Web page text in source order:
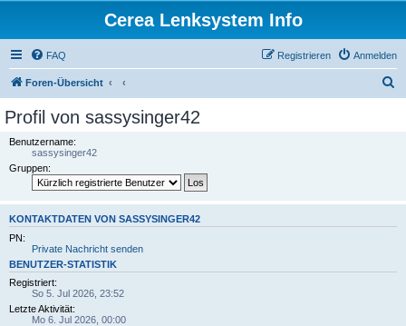
Cerea Lenksystem Info
FAQ Anmelden
Registrieren
Foren-Übersicht
Profil von sassysinger42
Benutzername:
sassysinger42
Gruppen:
KONTAKTDATEN VON SASSYSINGER42
PN:
Private Nachricht senden
BENUTZER-STATISTIK
Registriert:
So 5. Jul 2026, 23:52
Letzte Aktivität:
Mo 6. Jul 2026, 00:00